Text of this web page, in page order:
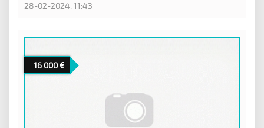
28-02-2024, 11:43
16 000